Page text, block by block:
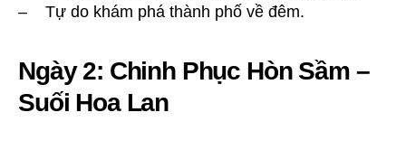
– Tự do khám phá thành phố về đêm.
Ngày 2: Chinh Phục Hòn Sầm –
Suối Hoa Lan